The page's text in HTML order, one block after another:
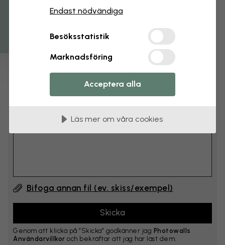
Lägg till kommentar
Kommentar #1
Bifoga annan fil (ev. skiss/exempel)
Genom att klicka på ”Skicka” godkänner jag Photowalls
Användarvillkor och bekräftar att jag har läst dem.
Endast nödvändiga
Besöksstatistik
Marknadsföring
Acceptera alla
Läs mer om våra cookies